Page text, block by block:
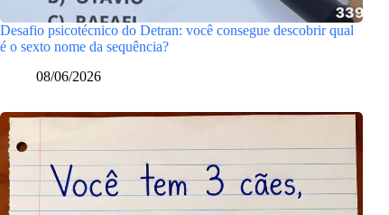
Desafio psicotécnico do Detran: você consegue descobrir qual
é o sexto nome da sequência?
08/06/2026